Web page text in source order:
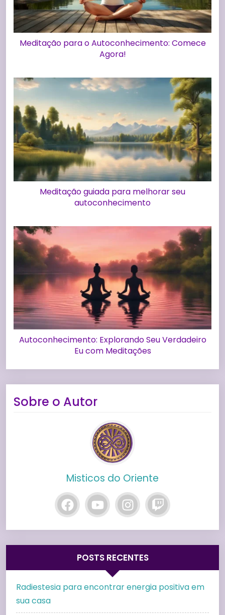
Meditação para o Autoconhecimento: Comece
Agora!
Meditação guiada para melhorar seu
autoconhecimento
Autoconhecimento: Explorando Seu Verdadeiro
Eu com Meditações
Sobre o Autor
Misticos do Oriente
POSTS RECENTES
Radiestesia para encontrar energia positiva em
sua casa